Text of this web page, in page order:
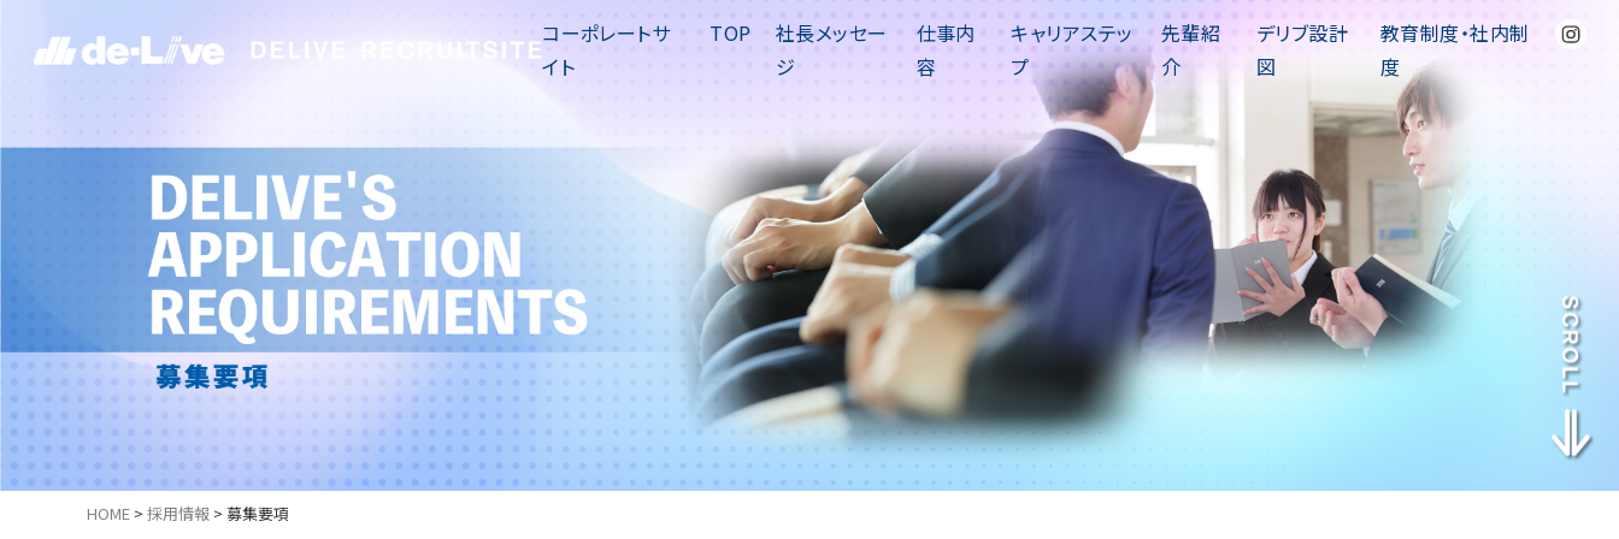
コーポレートサ
イト
TOP
社長メッセー
ジ
仕事内
容
キャリアステッ
プ
先輩紹
介
デリブ設計
図
教育制度・社内制
度
HOME > 採用情報 > 募集要項